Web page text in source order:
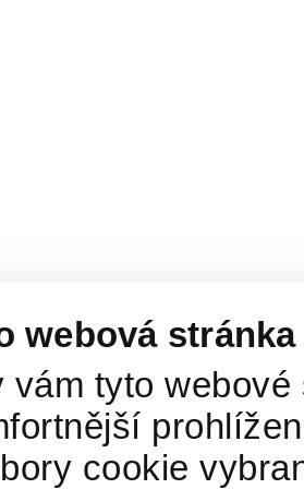
webová
vám tyto
cookie